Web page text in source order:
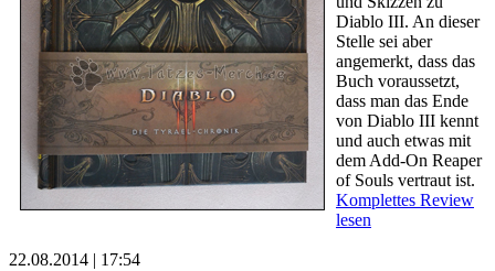
Diablo III. An dieser
Stelle sei aber
angemerkt, dass das
Buch voraussetzt,
dass man das Ende
von Diablo III kennt
und auch etwas mit
dem Add-On Reaper
of Souls vertraut ist.
Komplettes Review
lesen
22.08.2014 | 17:54